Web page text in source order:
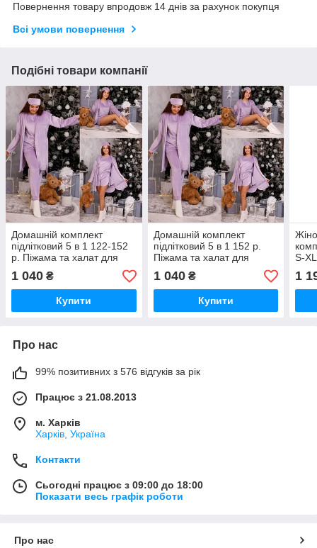
Повернення товару впродовж 14 днів за рахунок покупця
Всі умови повернення
Подібні товари компанії
Домашній комплект
підлітковий 5 в 1 122-152
р. Піжама та халат для
комплект для дому
1 040 ₴
Купити
Домашній комплект
підлітковий 5 в 1 152 р.
Піжама та халат для
комплект для дому
1 040₴
Купити
S-
1
Про нас
99% позитивних з 576 відгуків за рік
Працює з 21.08.2013
м. Харків
Харків, Україна
Контакти
Сьогодні працює з 09:00 до 18:00
Показати весь графік роботи
Про нас